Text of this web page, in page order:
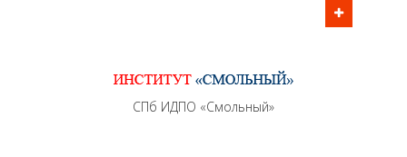
перерывов в рабочие дни с 9:00 до 21:00 МСК
MAX +7 (981) 190-30-30
mail@institutsmolnyj.ru
СПб ИДПО «Смольный»